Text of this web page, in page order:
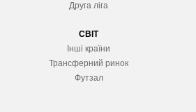
Друга ліга
СВІТ
Інші країни
Трансферний ринок
Футзал